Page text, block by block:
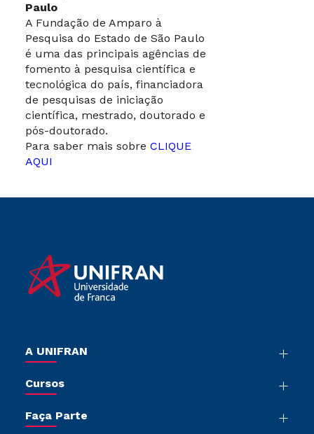
Paulo
A Fundação de Amparo à
Pesquisa do Estado de São Paulo
é uma das principais agências de
fomento à pesquisa científica e
tecnológica do país, financiadora
de pesquisas de iniciação
científica, mestrado, doutorado e
pós-doutorado.
Para saber mais sobre CLIQUE
AQUI
A UNIFRAN
Sala de Imprensa
Sou Colaborador
Cursos
Pós-graduação
Faça Parte